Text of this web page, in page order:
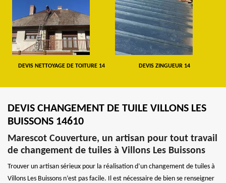
DEVIS NETTOYAGE DE TOITURE 14 DEVIS ZINGUEUR 14
DEVIS CHANGEMENT DE TUILE VILLONS LES
BUISSONS 14610
Marescot Couverture, un artisan pour tout travail
de changement de tuiles à Villons Les Buissons
Trouver un artisan sérieux pour la réalisation d’un changement de tuiles à
Villons Les Buissons n’est pas facile. Il est nécessaire de bien se renseigner